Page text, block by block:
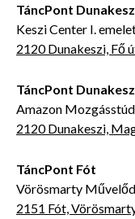
TáncPont
Keszi Center I.
2120 Dunakeszi, Fő
TáncPont
Amazon
2120 Dunakeszi,
TáncPont Fót
Vörösmarty
2151 Fót,